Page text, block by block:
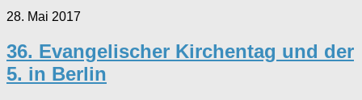
28. Mai 2017
36. Evangelischer Kirchentag und der
5. in Berlin